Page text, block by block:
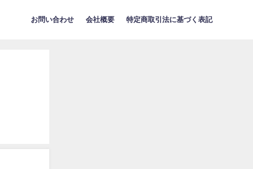
お問い合わせ 会社概要 特定商取引法に基づく表記